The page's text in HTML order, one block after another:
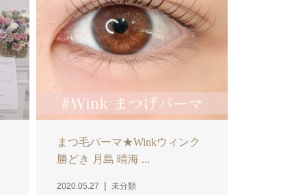
まつ毛パーマ★Winkウィンク
勝どき 月島 晴海 ...
2020.05.27 未分類